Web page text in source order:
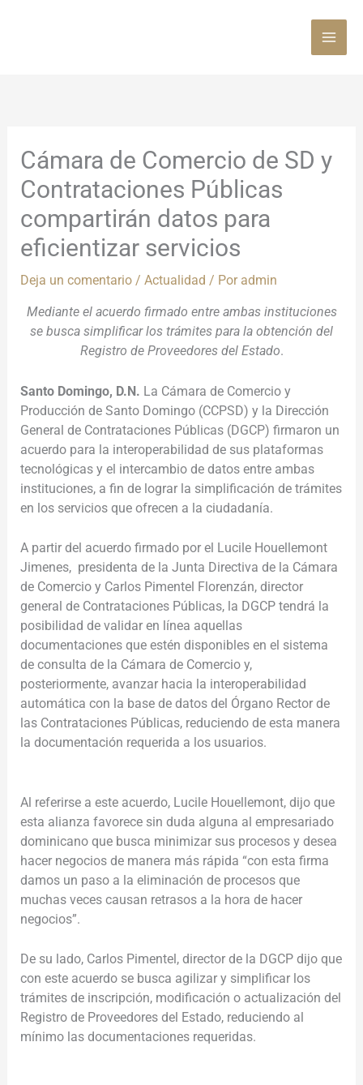
Cámara de Comercio de SD y
Contrataciones Públicas
compartirán datos para
eficientizar servicios
Deja un comentario / Actualidad / Por admin
Mediante el acuerdo firmado entre ambas instituciones
se busca simplificar los trámites para la obtención del
Registro de Proveedores del Estado.
Santo Domingo, D.N. La Cámara de Comercio y
Producción de Santo Domingo (CCPSD) y la Dirección
General de Contrataciones Públicas (DGCP) firmaron un
acuerdo para la interoperabilidad de sus plataformas
tecnológicas y el intercambio de datos entre ambas
instituciones, a fin de lograr la simplificación de trámites
en los servicios que ofrecen a la ciudadanía.
A partir del acuerdo firmado por el Lucile Houellemont
Jimenes, presidenta de la Junta Directiva de la Cámara
de Comercio y Carlos Pimentel Florenzán, director
general de Contrataciones Públicas, la DGCP tendrá la
posibilidad de validar en línea aquellas
documentaciones que estén disponibles en el sistema
de consulta de la Cámara de Comercio y,
posteriormente, avanzar hacia la interoperabilidad
automática con la base de datos del Órgano Rector de
las Contrataciones Públicas, reduciendo de esta manera
la documentación requerida a los usuarios.
Al referirse a este acuerdo, Lucile Houellemont, dijo que
esta alianza favorece sin duda alguna al empresariado
dominicano que busca minimizar sus procesos y desea
hacer negocios de manera más rápida “con esta firma
damos un paso a la eliminación de procesos que
muchas veces causan retrasos a la hora de hacer
negocios”.
De su lado, Carlos Pimentel, director de la DGCP dijo que
con este acuerdo se busca agilizar y simplificar los
trámites de inscripción, modificación o actualización del
Registro de Proveedores del Estado, reduciendo al
mínimo las documentaciones requeridas.